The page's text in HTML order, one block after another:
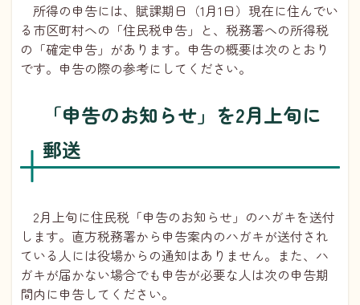
所得の申告には、賦課期日（1月1日）現在に住んでい
る市区町村への「住民税申告」と、税務署への所得税
の「確定申告」があります。申告の概要は次のとおり
です。申告の際の参考にしてください。
「申告のお知らせ」を2月上旬に
郵送
2月上旬に住民税「申告のお知らせ」のハガキを送付
します。直方税務署から申告案内のハガキが送付され
ている人には役場からの通知はありません。また、ハ
ガキが届かない場合でも申告が必要な人は次の申告期
間内に申告してください。